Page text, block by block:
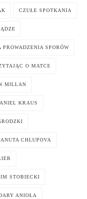
CZUŁE SPOTKANIA
SPORÓW
O MATCE
MILLAN
KRAUS
CHLUPOVA
STOBIECKI
ANIOŁA